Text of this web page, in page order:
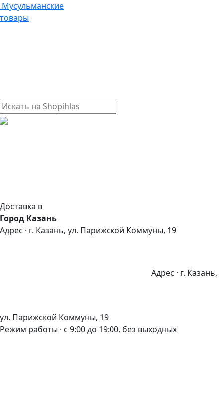
Мусульманские
товары
Доставка в
Город Казань
Адрес · г. Казань, ул. Парижской Коммуны, 19
Адрес · г. Казань,
ул. Парижской Коммуны, 19
Режим работы · с 9:00 до 19:00, без выходных